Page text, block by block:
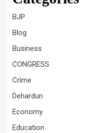
BJP
Blog
Business
CONGRESS
Crime
Dehardun
Economy
Education